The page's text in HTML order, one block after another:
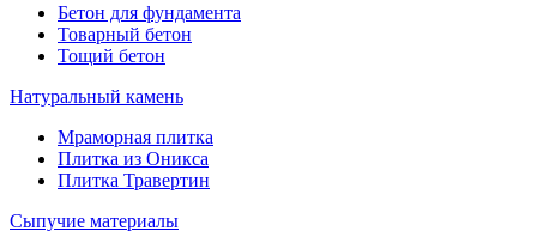
Бетон для фундамента
Товарный бетон
Тощий бетон
Натуральный камень
Мраморная плитка
Плитка из Оникса
Плитка Травертин
Сыпучие материалы